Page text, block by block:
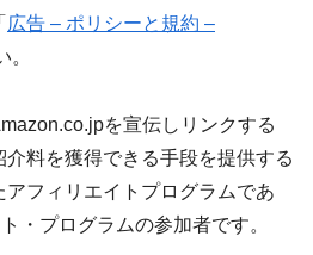
広告 – ポリシーと規約 –
。
を宣伝しリンクする
料を獲得できる手段を提供する
フィリエイトプログラムであ
・プログラムの参加者です。